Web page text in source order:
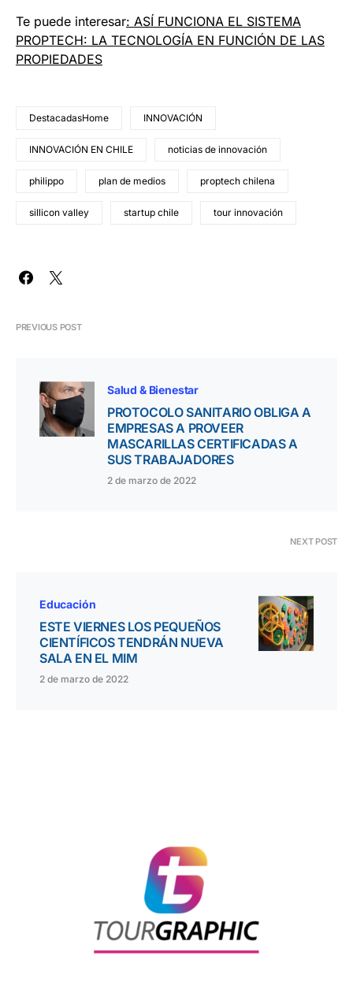
Te puede interesar: ASÍ FUNCIONA EL SISTEMA
PROPTECH: LA TECNOLOGÍA EN FUNCIÓN DE LAS
PROPIEDADES
DestacadasHome INNOVACIÓN
INNOVACIÓN EN CHILE noticias de innovación
philippo plan de medios proptech chilena
sillicon valley startup chile tour innovación
PREVIOUS POST
Salud & Bienestar
PROTOCOLO SANITARIO OBLIGA A
EMPRESAS A PROVEER
MASCARILLAS CERTIFICADAS A
SUS TRABAJADORES
2 de marzo de 2022
NEXT POST
Educación
ESTE VIERNES LOS PEQUEÑOS
CIENTÍFICOS TENDRÁN NUEVA
SALA EN EL MIM
2 de marzo de 2022